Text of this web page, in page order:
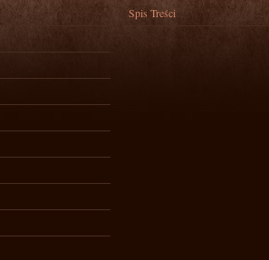
Spis Treści